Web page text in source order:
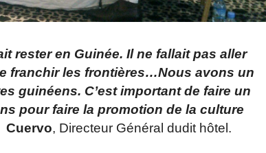
rester en Guinée. Il ne fallait pas aller
franchir les frontières…Nous avons un
guinéens. C’est important de faire un
pour faire la promotion de la culture
Cuervo, Directeur Général dudit hôtel.